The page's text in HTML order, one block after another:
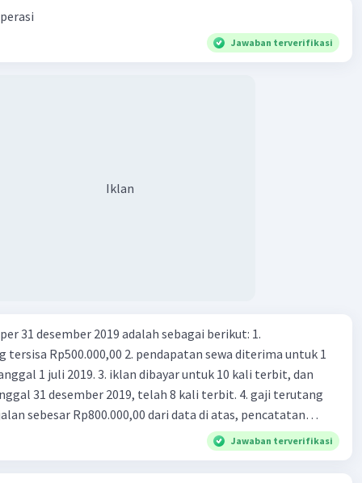
Jawaban terverifikasi
Iklan
31 desember 2019 adalah sebagai berikut: 1.
2. pendapatan sewa diterima untuk 1
dibayar untuk 10 kali terbit, dan
31 desember 2019, telah 8 kali terbit. 4. gaji terutang
sebesar Rp800.000,00 dari data di atas, pencatatan
Jawaban terverifikasi